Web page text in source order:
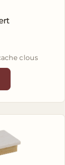
clous